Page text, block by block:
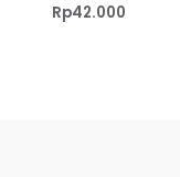
Dinilai
0
Rp42.000